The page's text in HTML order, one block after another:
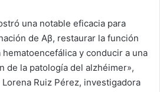
una notable eficacia para
de Aβ, restaurar la función
y conducir a una
de la patología del alzhéimer»,
Ruiz Pérez, investigadora